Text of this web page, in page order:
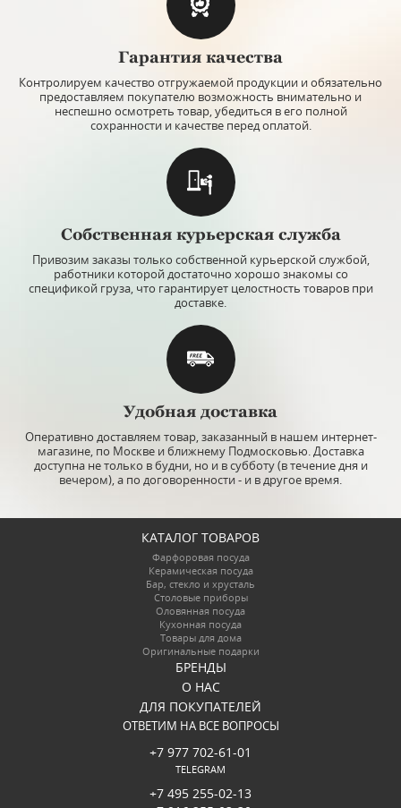
Гарантия качества
Контролируем качество отгружаемой продукции и обязательно
предоставляем покупателю возможность внимательно и
неспешно осмотреть товар, убедиться в его полной
сохранности и качестве перед оплатой.
Собственная курьерская служба
Привозим заказы только собственной курьерской службой,
работники которой достаточно хорошо знакомы со
спецификой груза, что гарантирует целостность товаров при
доставке.
Удобная доставка
Оперативно доставляем товар, заказанный в нашем интернет-
магазине, по Москве и ближнему Подмосковью. Доставка
доступна не только в будни, но и в субботу (в течение дня и
вечером), а по договоренности - и в другое время.
КАТАЛОГ ТОВАРОВ
Фарфоровая посуда
Керамическая посуда
Бар, стекло и хрусталь
Столовые приборы
Оловянная посуда
Кухонная посуда
Товары для дома
Оригинальные подарки
БРЕНДЫ
О НАС
ДЛЯ ПОКУПАТЕЛЕЙ
ОТВЕТИМ НА ВСЕ ВОПРОСЫ
+7 977 702-61-01
TELEGRAM
+7 495 255-02-13